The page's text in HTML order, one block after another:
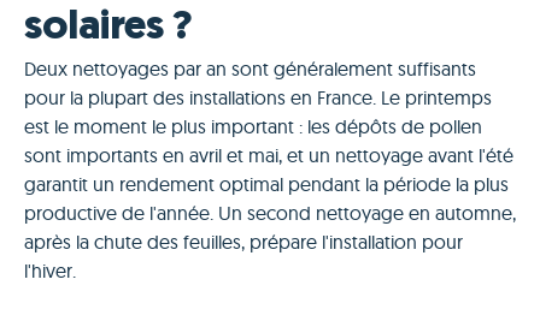
solaires ?
Deux nettoyages par an sont généralement suffisants
pour la plupart des installations en France. Le printemps
est le moment le plus important : les dépôts de pollen
sont importants en avril et mai, et un nettoyage avant l'été
garantit un rendement optimal pendant la période la plus
productive de l'année. Un second nettoyage en automne,
après la chute des feuilles, prépare l'installation pour
l'hiver.